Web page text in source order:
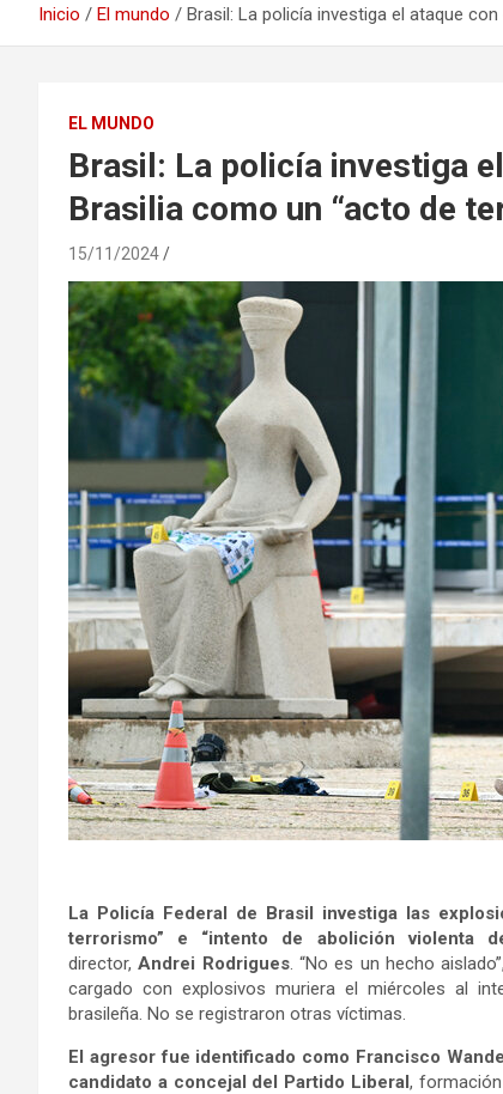
Inicio El mundo Brasil: La policía investiga el ataque
EL MUNDO
Brasil: La policía investiga
Brasilia como un “acto de
15/11/2024
La Policía Federal de Brasil investiga las
terrorismo” e “intento de abolición violenta
director,Andrei Rodrigues. “No es un hecho
cargado con explosivos muriera el miércoles al
brasileña. No se registraron otras víctimas.
El agresor fue identificado como Francisco
candidato a concejal del Partido Liberal,